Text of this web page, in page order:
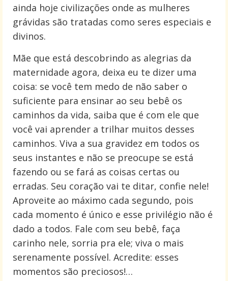
ainda hoje civilizações onde as mulheres
grávidas são tratadas como seres especiais e
divinos.
Mãe que está descobrindo as alegrias da
maternidade agora, deixa eu te dizer uma
coisa: se você tem medo de não saber o
suficiente para ensinar ao seu bebê os
caminhos da vida, saiba que é com ele que
você vai aprender a trilhar muitos desses
caminhos. Viva a sua gravidez em todos os
seus instantes e não se preocupe se está
fazendo ou se fará as coisas certas ou
erradas. Seu coração vai te ditar, confie nele!
Aproveite ao máximo cada segundo, pois
cada momento é único e esse privilégio não é
dado a todos. Fale com seu bebê, faça
carinho nele, sorria pra ele; viva o mais
serenamente possível. Acredite: esses
momentos são preciosos!…